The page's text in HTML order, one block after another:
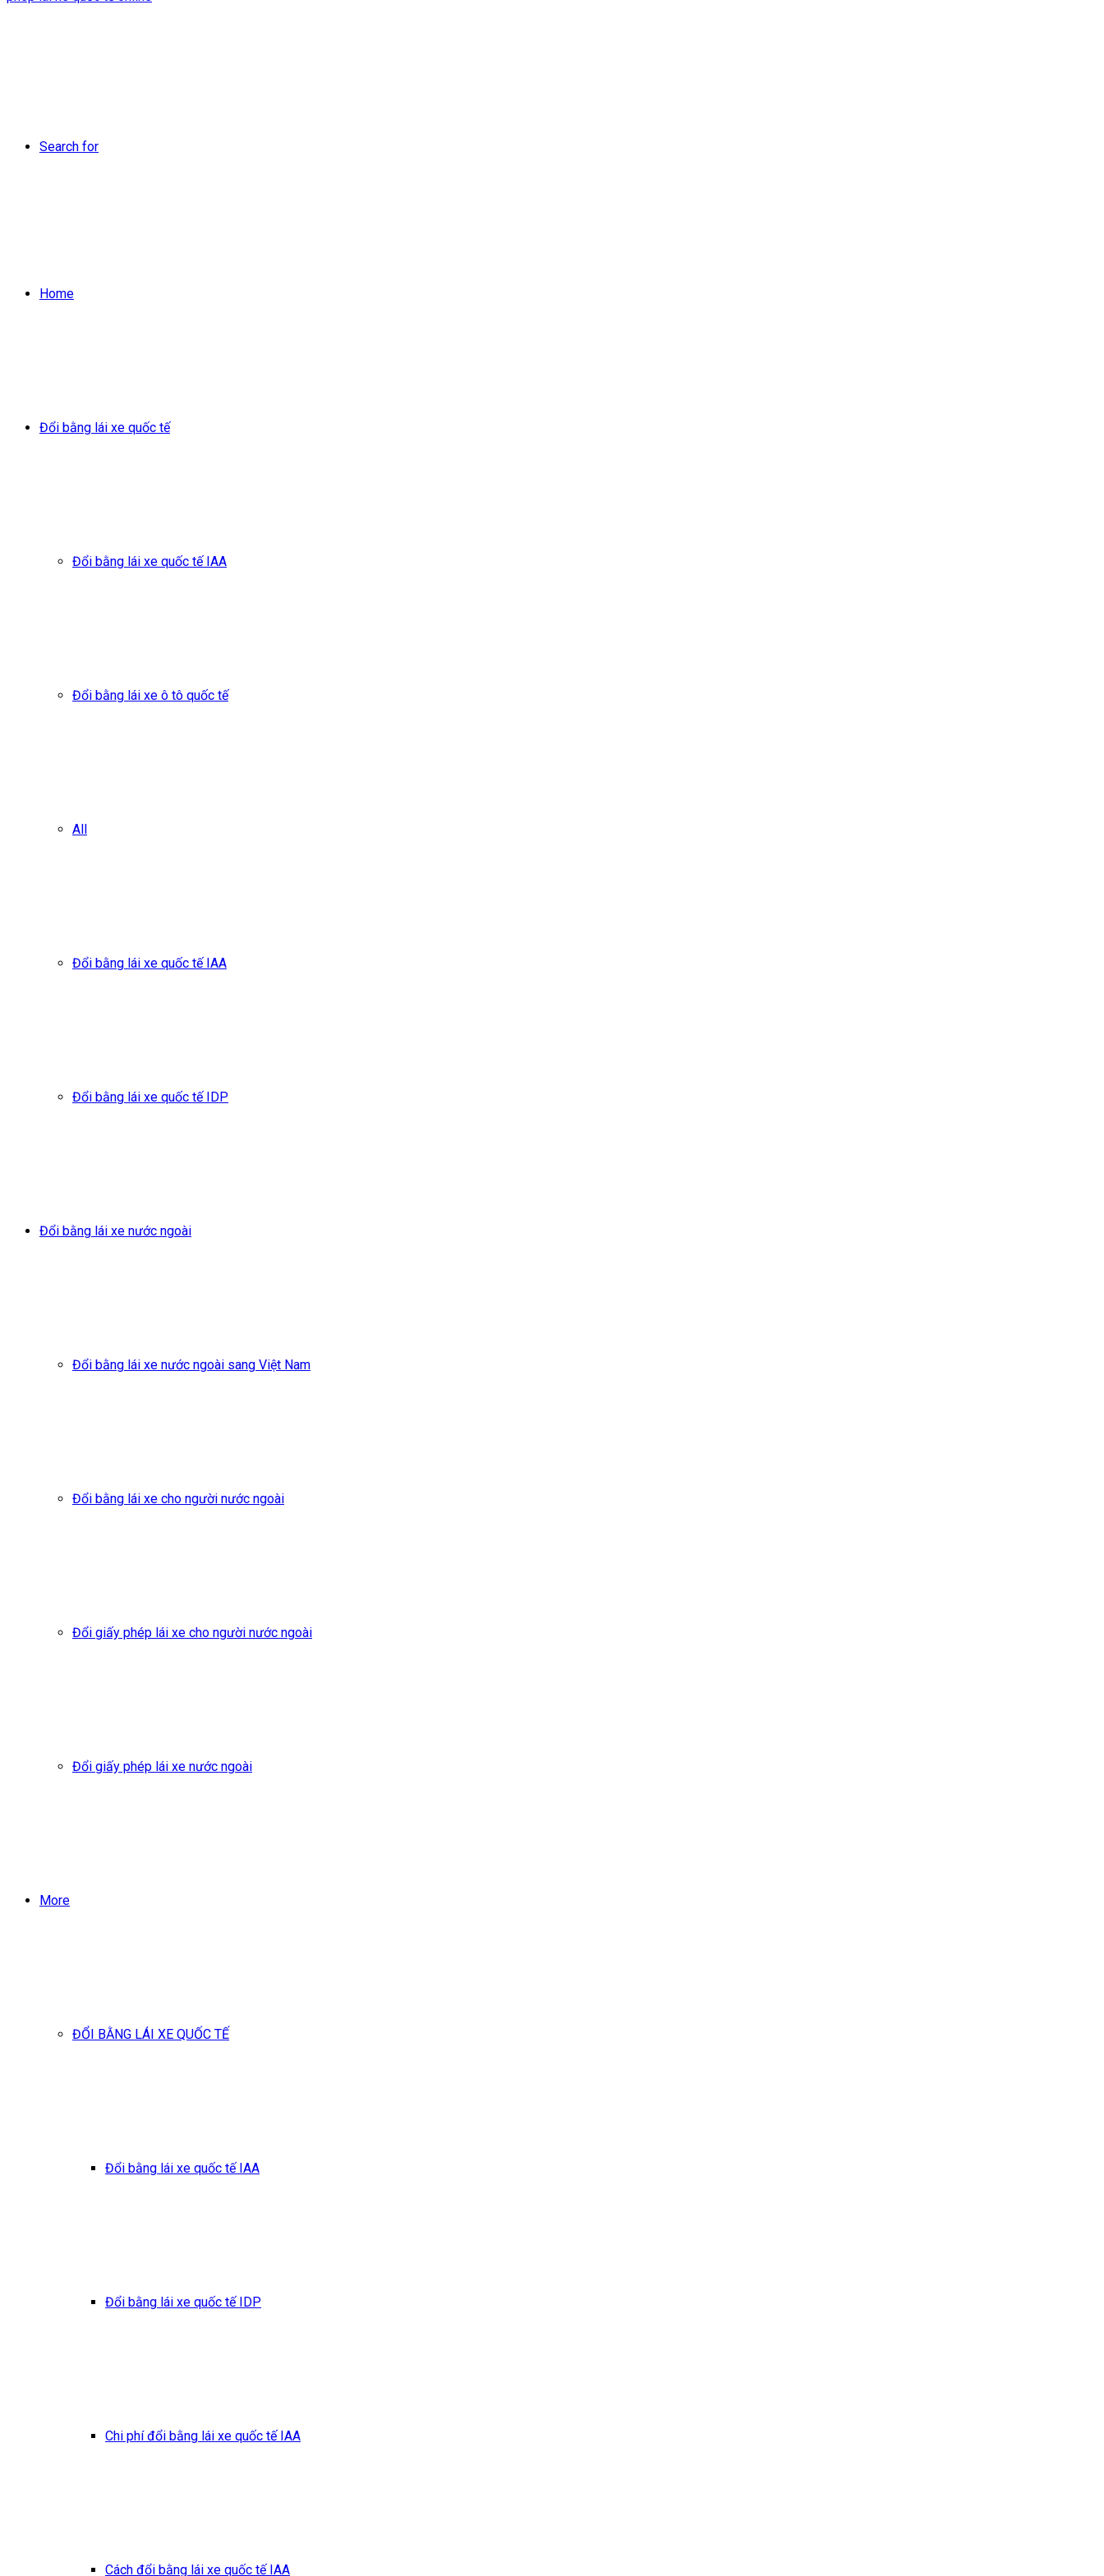
Search for
Home
Đổi bằng lái xe quốc tế
Đổi bằng lái xe quốc tế IAA
Đổi bằng lái xe ô tô quốc tế
All
Đổi bằng lái xe quốc tế IAA
Đổi bằng lái xe quốc tế IDP
Đổi bằng lái xe nước ngoài
Đổi bằng lái xe nước ngoài sang Việt Nam
Đổi bằng lái xe cho người nước ngoài
Đổi giấy phép lái xe cho người nước ngoài
Đổi giấy phép lái xe nước ngoài
More
ĐỔI BẰNG LÁI XE QUỐC TẾ
Đổi bằng lái xe quốc tế IAA
Đổi bằng lái xe quốc tế IDP
Chi phí đổi bằng lái xe quốc tế IAA
Cách đổi bằng lái xe quốc tế IAA